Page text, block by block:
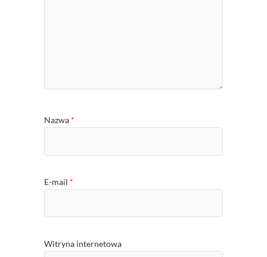
Nazwa *
E-mail *
Witryna internetowa